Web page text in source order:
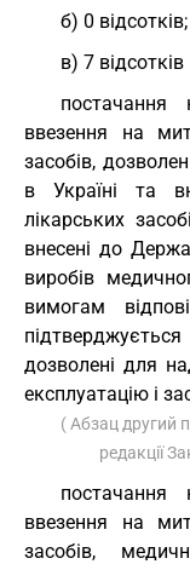
б) 0 відсотків;
в) 7
постачання
ввезення на
засобів,
в Україні та
лікарських
внесені до
виробів
вимогам
дозволені для
експлуатацію і
( Абзац другий
редакції
постачання
ввезення на
засобів,